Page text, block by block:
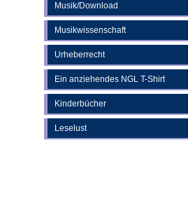
Musik/Download
Musikwissenschaft
Urheberrecht
Ein anziehendes NGL T-Shirt
Kinderbücher
Leselust